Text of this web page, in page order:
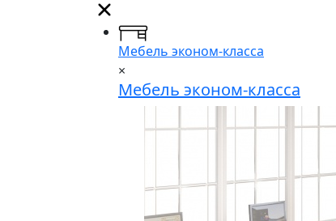
Мебель эконом-класса
×
Мебель эконом-класса